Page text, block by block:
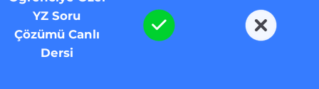
YZ Soru
Çözümü Canlı
Dersi